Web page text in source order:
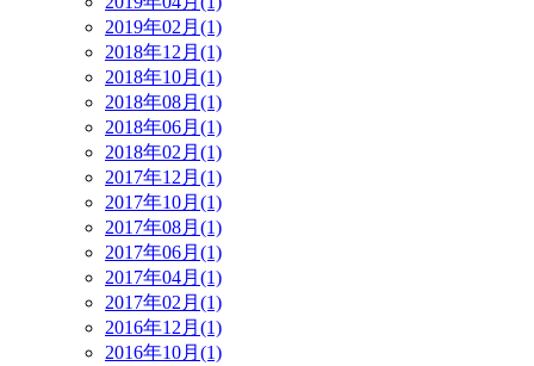
2019年02月(1)
2018年12月(1)
2018年10月(1)
2018年08月(1)
2018年06月(1)
2018年02月(1)
2017年12月(1)
2017年10月(1)
2017年08月(1)
2017年06月(1)
2017年04月(1)
2017年02月(1)
2016年12月(1)
2016年10月(1)